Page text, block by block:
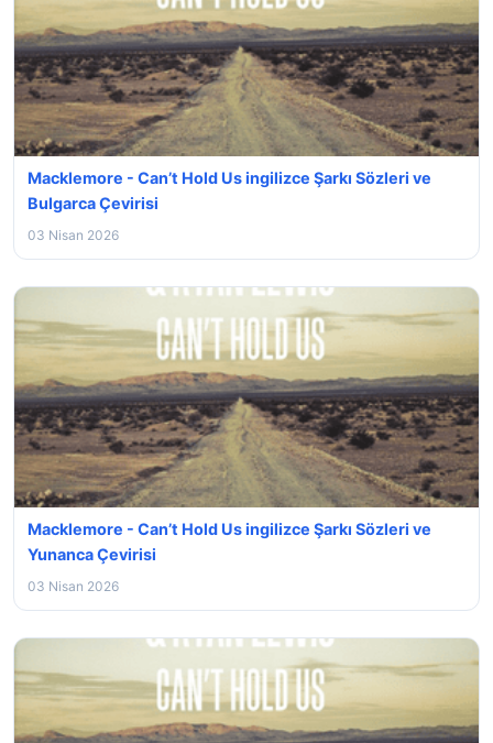
Macklemore - Can’t Hold Us ingilizce Şarkı Sözleri ve
Bulgarca Çevirisi
03 Nisan 2026
Macklemore - Can’t Hold Us ingilizce Şarkı Sözleri ve
Yunanca Çevirisi
03 Nisan 2026